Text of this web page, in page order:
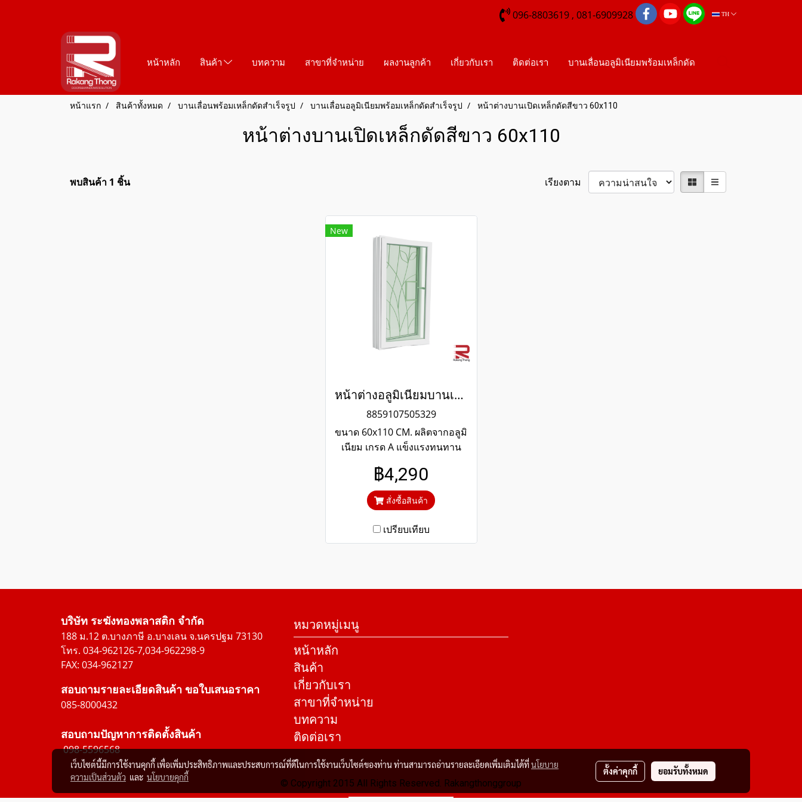
096-8803619 , 081-6909928 TH
หน้าหลัก สินค้า บทความ สาขาที่จำหน่าย ผลงานลูกค้า เกี่ยวกับเรา ติดต่อเรา บานเลื่อนอลูมิเนียมพร้อมเหล็กดัด
หน้าแรก สินค้าทั้งหมด บานเลื่อนพร้อมเหล็กดัดสำเร็จรูป บานเลื่อนอลูมิเนียมพร้อมเหล็กดัดสำเร็จรูป หน้าต่างบานเปิดเหล็กดัดสีขาว 60x110
หน้าต่างบานเปิดเหล็กดัดสีขาว 60x110
พบสินค้า 1 ชิ้น เรียงตาม
New
หน้าต่างอลูมิเนียมบานเปิด พร้อมเหล็กดัดลายใบไม้และมุ้งลวด สีขาว WINKING
8859107505329
ขนาด 60x110 CM. ผลิตจากอลูมิ
เนียม เกรด A แข็งแรงทนทาน
การใช้งาน กระจกสีเขียวใสตัด
แสง ป้องกันความร้อนและรังสี
UV
฿4,290
สั่งซื้อสินค้า
เปรียบเทียบ
บริษัท ระฆังทองพลาสติก จำกัด
188 ม.12 ต.บางภาษี อ.บางเลน จ.นครปฐม 73130
โทร. 034-962126-7,034-962298-9
FAX: 034-962127
สอบถามรายละเอียดสินค้า ขอใบเสนอราคา
085-8000432
สอบถามปัญหาการติดตั้งสินค้า
098-5596568
หมวดหมู่เมนู
หน้าหลัก
สินค้า
เกี่ยวกับเรา
สาขาที่จำหน่าย
บทความ
ติดต่อเรา
© Copyright 2015 All Rights Reserved. Rakangthonggroup
เว็บไซต์นี้มีการใช้งานคุกกี้ เพื่อเพิ่มประสิทธิภาพและประสบการณ์ที่ดีในการใช้งานเว็บไซต์ของท่าน ท่านสามารถอ่านรายละเอียดเพิ่มเติมได้ที่นโยบาย
ความเป็นส่วนตัว และ นโยบายคุกกี้
ตั้งค่าคุกกี้ ยอมรับทั้งหมด